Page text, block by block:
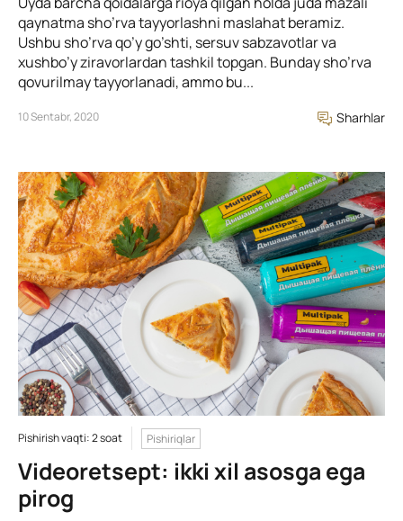
qaynatma sho’rva tayyorlashni maslahat beramiz.
Ushbu sho’rva qo’y go’shti, sersuv sabzavotlar va
xushbo’y ziravorlardan tashkil topgan. Bunday sho’rva
qovurilmay tayyorlanadi, ammo bu...
10 Sentabr, 2020 Sharhlar
Pishirish vaqti: 2 soat Pishiriqlar
Videoretsept: ikki xil asosga ega
pirog